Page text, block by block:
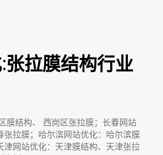
张拉膜结构行业
膜结构、 西岗区张拉膜；长春网站
张拉膜；哈尔滨网站优化：哈尔滨膜
网站优化：天津膜结构、天津张拉